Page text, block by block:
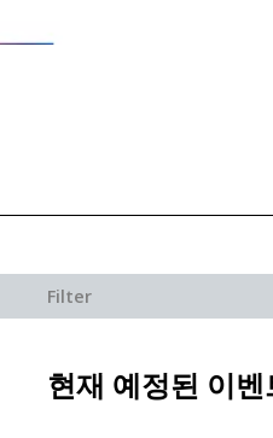
Filter
현재 예정된 이